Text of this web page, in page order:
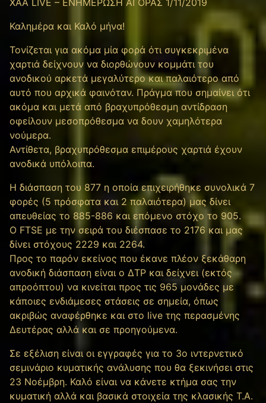
XAA LIVE – ΕΝΗΜΕΡΩΣΗ ΑΓΟΡΑΣ 1/11/2019
Καλημέρα και Καλό μήνα!
Τονίζεται για ακόμα μία φορά ότι συγκεκριμένα
χαρτιά δείχνουν να διορθώνουν κομμάτι του
ανοδικού αρκετά μεγαλύτερο και παλαιότερο από
αυτό που αρχικά φαινόταν. Πράγμα που σημαίνει ότι
ακόμα και μετά από βραχυπρόθεσμη αντίδραση
οφείλουν μεσοπρόθεσμα να δουν χαμηλότερα
νούμερα.
Αντίθετα, βραχυπρόθεσμα επιμέρους χαρτιά έχουν
ανοδικά υπόλοιπα.
Η διάσπαση του 877 η οποία επιχειρήθηκε συνολικά 7
φορές (5 πρόσφατα και 2 παλαιότερα) μας δίνει
απευθείας το 885-886 και επόμενο στόχο το 905.
Ο FTSE με την σειρά του διέσπασε το 2176 και μας
δίνει στόχους 2229 και 2264.
Προς το παρόν εκείνος που έκανε πλέον ξεκάθαρη
ανοδική διάσπαση είναι ο ΔΤΡ και δείχνει (εκτός
απροόπτου) να κινείται προς τις 965 μονάδες με
κάποιες ενδιάμεσες στάσεις σε σημεία, όπως
ακριβώς αναφέρθηκε και στο live της περασμένης
Δευτέρας αλλά και σε προηγούμενα.
Σε εξέλιση είναι οι εγγραφές για το 3ο ιντερνετικό
σεμινάριο κυματικής ανάλυσης που θα ξεκινήσει στις
23 Νοέμβρη. Καλό είναι να κάνετε κτήμα σας την
κυματική αλλά και βασικά στοιχεία της κλασικής Τ.Α.